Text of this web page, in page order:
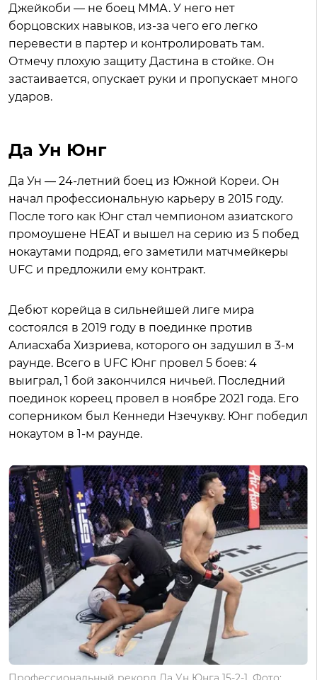
Джейкоби — не боец ММА. У него нет
борцовских навыков, из-за чего его легко
перевести в партер и контролировать там.
Отмечу плохую защиту Дастина в стойке. Он
застаивается, опускает руки и пропускает много
ударов.
Да Ун Юнг
Да Ун — 24-летний боец из Южной Кореи. Он
начал профессиональную карьеру в 2015 году.
После того как Юнг стал чемпионом азиатского
промоушене HEAT и вышел на серию из 5 побед
нокаутами подряд, его заметили матчмейкеры
UFC и предложили ему контракт.
Дебют корейца в сильнейшей лиге мира
состоялся в 2019 году в поединке против
Алиасхаба Хизриева, которого он задушил в 3-м
раунде. Всего в UFC Юнг провел 5 боев: 4
выиграл, 1 бой закончился ничьей. Последний
поединок кореец провел в ноябре 2021 года. Его
соперником был Кеннеди Нзечукву. Юнг победил
нокаутом в 1-м раунде.